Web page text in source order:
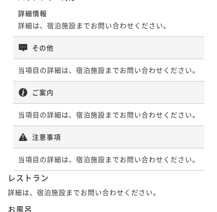
【3連泊プラン／素泊まり】3泊以上でお得～目黒駅西
口より徒歩3分～
素泊まり 現地決済可 事前決済可
IN 15:00 - 24:45 OUT11:00
¥58,650~
2名 ¥ 54,544 ~
ポイントアップ
【3連泊プラン／朝食付】3泊以上でお得〜目黒駅西口
より徒歩3分〜
朝食付き 現地決済可
ポイント即利用で最大7％OFF
朝食付き 現地決済可 事前決済可
IN 15:00 - 28:00 OUT11:00
ポイント即利用で最大7％OFF
2名 ¥ 25,147 ~
ポイントアップ
【2連泊プラン／素泊まり】2泊以上でお得～目黒駅西
口より徒歩3分～
¥ 40,176 ~
ポイントアップ
【2連泊プラン／朝食付】2泊以上でお得〜目黒駅西口
素泊まり 現地決済可
ポイント即利用で最大7％OFF
ポイントアップ
【早割75／素泊まり】早めの予約がお得～目黒駅西口
より徒歩3分～
素泊まり 現地決済可 事前決済可
IN 15:00 - 28:00 OUT11:00
ポイント即利用で最大7％OFF
¥ 26,784 ~
ポイントアップ
【早割75／朝食付】早めの予約がお得～目黒駅西口よ
り徒歩3分～
詳細情報
詳細は、宿泊施設までお問い合わせください。
その他
当項目の詳細は、宿泊施設までお問い合わせください。
ご案内
当項目の詳細は、宿泊施設までお問い合わせください。
注意事項
当項目の詳細は、宿泊施設までお問い合わせください。
レストラン
詳細は、宿泊施設までお問い合わせください。
お風呂